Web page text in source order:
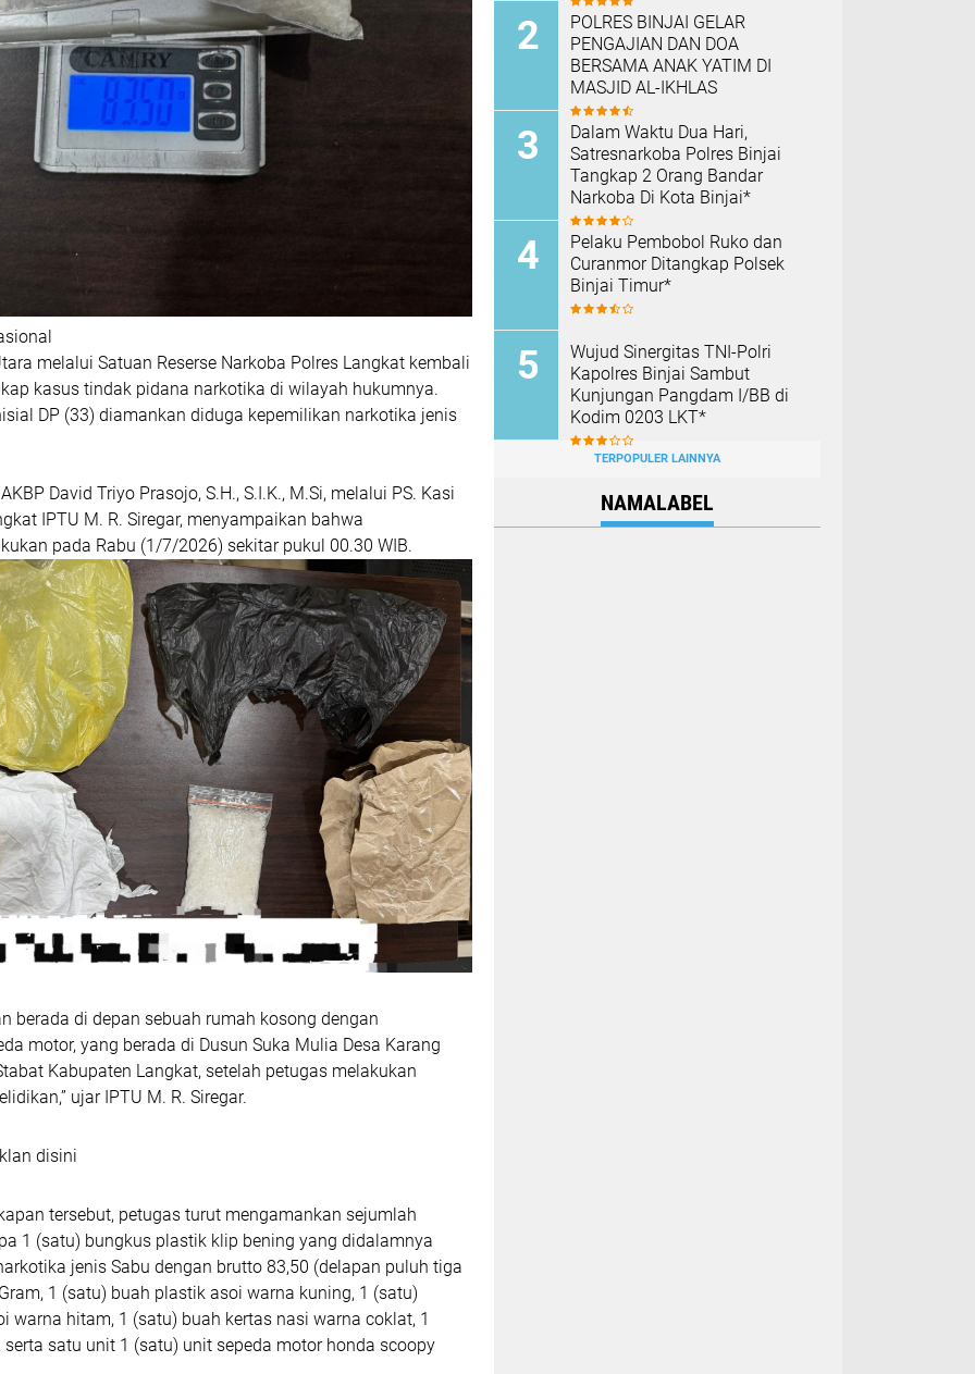
melalui Satuan Reserse Narkoba Polres Langkat kembali
kasus tindak pidana narkotika di wilayah hukumnya.
DP (33) diamankan diduga kepemilikan narkotika jenis
David Triyo Prasojo, S.H., S.I.K., M.Si, melalui PS. Kasi
IPTU M. R. Siregar, menyampaikan bahwa
pada Rabu (1/7/2026) sekitar pukul 00.30 WIB.
berada di depan sebuah rumah kosong dengan
motor, yang berada di Dusun Suka Mulia Desa Karang
Kabupaten Langkat, setelah petugas melakukan
ujar IPTU M. R. Siregar.
disini
tersebut, petugas turut mengamankan sejumlah
1 (satu) bungkus plastik klip bening yang didalamnya
jenis Sabu dengan brutto 83,50 (delapan puluh tiga
1 (satu) buah plastik asoi warna kuning, ⁠1 (satu)
warna hitam, ⁠1 (satu) buah kertas nasi warna coklat, 1
serta satu unit 1 (satu) unit sepeda motor honda scoopy
POLRES BINJAI GELAR
PENGAJIAN DAN DOA
BERSAMA ANAK YATIM DI
MASJID AL-IKHLAS
Dalam Waktu Dua Hari,
Satresnarkoba Polres Binjai
Tangkap 2 Orang Bandar
Narkoba Di Kota Binjai*
Pelaku Pembobol Ruko dan
Curanmor Ditangkap Polsek
Binjai Timur*
Wujud Sinergitas TNI-Polri
Kapolres Binjai Sambut
Kunjungan Pangdam I/BB di
Kodim 0203 LKT*
TERPOPULER LAINNYA
NAMALABEL